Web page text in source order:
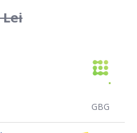
GBG
Lei